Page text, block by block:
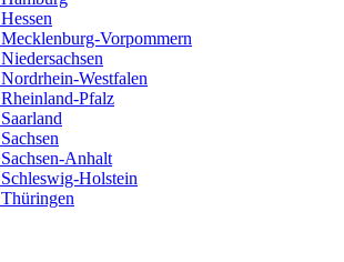
Hessen
Mecklenburg-Vorpommern
Niedersachsen
Nordrhein-Westfalen
Rheinland-Pfalz
Saarland
Sachsen
Sachsen-Anhalt
Schleswig-Holstein
Thüringen